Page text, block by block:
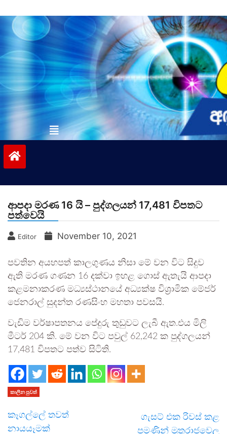
to
contentvinivida.lk
ආපදා මරණ 16 යි – පුද්ගලයන් 17,481 විපතට
පත්වෙයි
Editor November 10, 2021
පවතින අයහපත් කාලගුණය නිසා මේ වන විට සිදුව
ඇති මරණ ගණන 16 දක්වා ඉහළ ගොස් ඇතැයි ආපදා
කළමනාකරණ මධ්‍යස්ථානයේ අධ්‍යක්ෂ විශ්‍රාමික මේජර්
ජෙනරාල් සුදන්ත රණසිංහ මහතා පවසයි.
වැඩිම වර්ෂාපතනය පේදුරු තුඩුවට ලැබී ඇත.එය මිලි
මීටර් 204 කි. මේ වන විට පවුල් 62,242 ක පුද්ගලයන්
17,481 විපතට පත්ව සිටිති.
කාලීන පුවත්
කෑගල්ලේ තවත්
නායයෑමක්
ගැසට් එක රිවස් කළ
පමණින් මුතුරාජවෙල